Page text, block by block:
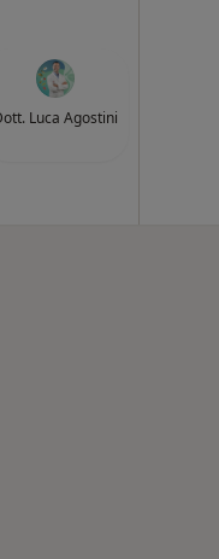
Luca Agostini